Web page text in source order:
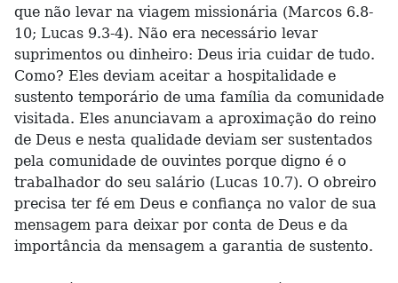
que não levar na viagem missionária (Marcos 6.8-
10; Lucas 9.3-4). Não era necessário levar
suprimentos ou dinheiro: Deus iria cuidar de tudo.
Como? Eles deviam aceitar a hospitalidade e
sustento temporário de uma família da comunidade
visitada. Eles anunciavam a aproximação do reino
de Deus e nesta qualidade deviam ser sustentados
pela comunidade de ouvintes porque digno é o
trabalhador do seu salário (Lucas 10.7). O obreiro
precisa ter fé em Deus e confiança no valor de sua
mensagem para deixar por conta de Deus e da
importância da mensagem a garantia de sustento.